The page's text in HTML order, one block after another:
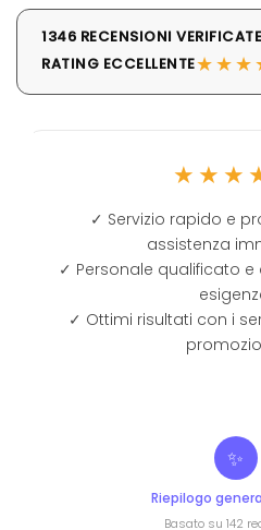
1346 RECENSIONI VERIFICATE
RATING ECCELLENTE
✓ Servizio rapido e
assistenza
✓ Personale qualificato
✓ Ottimi risultati con i
✨
Riepilogo
Basato su 142